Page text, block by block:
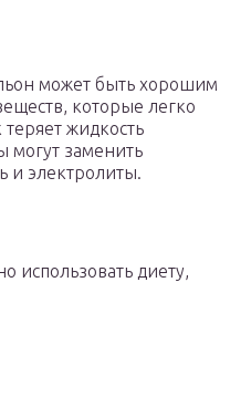
может быть хорошим
которые легко
жидкость
могут заменить
и электролиты.
использовать диету,